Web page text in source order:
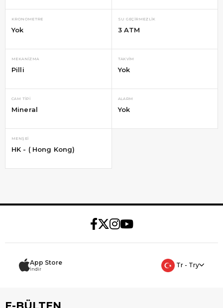
KRONOMETRE
Yok
SU GEÇIRMEZLIK
3 ATM
MEKANIZMA
Pilli
TAKVIM
Yok
CAM TIPI
Mineral
ALARM
Yok
MENŞEI
HK - ( Hong Kong)
App Store
İndir
Tr - Try